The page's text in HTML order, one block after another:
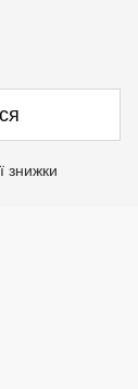
знижки